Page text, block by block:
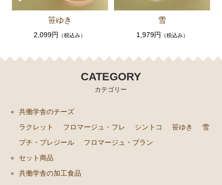
笹ゆき
2,099円 （税込み）
雪
1,979円 （税込み）
CATEGORY
カテゴリー
共働学舎のチーズ
ラクレット
フロマージュ・フレ シントコ 笹ゆき
雪
プチ・プレジール
フロマージュ・ブラン
セット商品
共働学舎の加工食品